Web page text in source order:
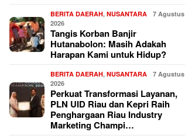
BERITA DAERAH,NUSANTARA
7 Agustus
2026
Tangis Korban Banjir
Hutanabolon: Masih Adakah
Harapan Kami untuk Hidup?
BERITA DAERAH,NUSANTARA
7 Agustus
2026
Perkuat Transformasi Layanan,
PLN UID Riau dan Kepri Raih
Penghargaan Riau Industry
Marketing Champi…